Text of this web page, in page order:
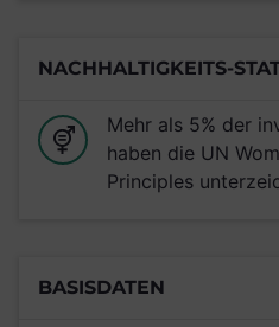
NACHHALTIGKEITS-
Mehr als 5% der
haben die UN
Principles
BASISDATEN